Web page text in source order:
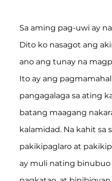
Sa aming pag-uwi ay
Dito ko nasagot ang
ano ang tunay na
Ito ay ang
pangagalaga sa ating
batang maagang
kalamidad. Na kahit sa
pakikipaglaro at
ay muli nating binubuo